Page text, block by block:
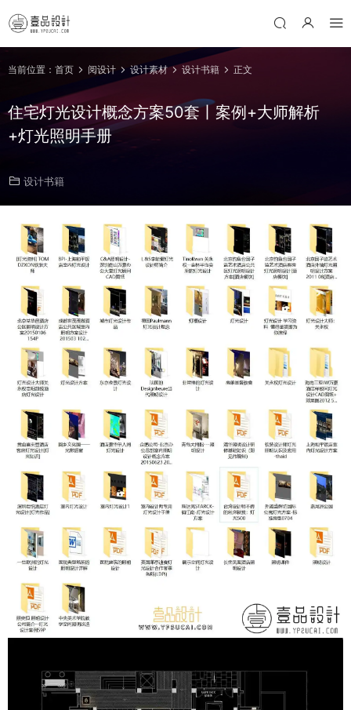
当前位置： 首页 阅设计 设计素材 设计书籍 正文
住宅灯光设计概念方案50套丨案例+大师解析
+灯光照明手册
设计书籍